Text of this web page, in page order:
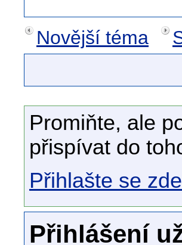
Novější téma
Promiňte, ale
přispívat do
Přihlašte se
Přihlášení